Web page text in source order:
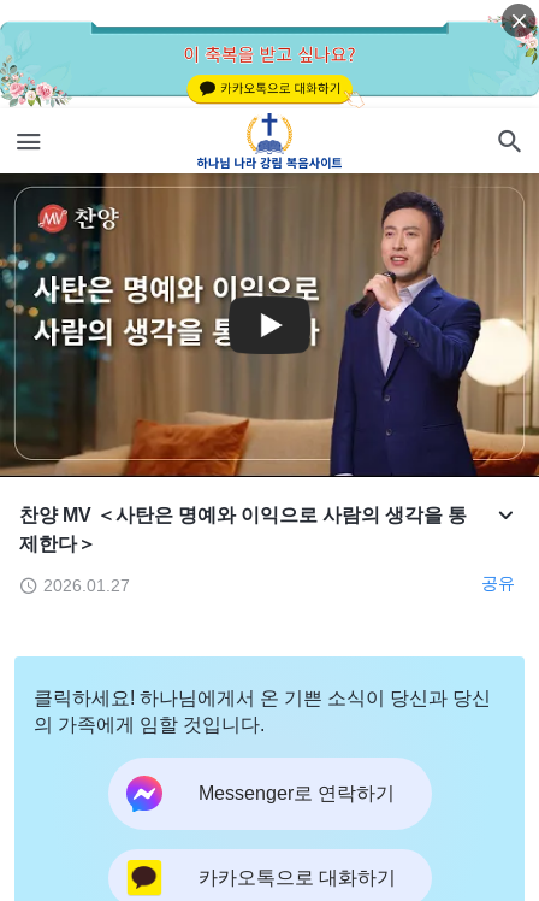
찬양 MV ＜사탄은 명예와 이익으로 사람의 생각을 통
제한다＞
2026.01.27 공유
클릭하세요! 하나님에게서 온 기쁜 소식이 당신과 당신
의 가족에게 임할 것입니다.
Messenger로 연락하기
카카오톡으로 대화하기